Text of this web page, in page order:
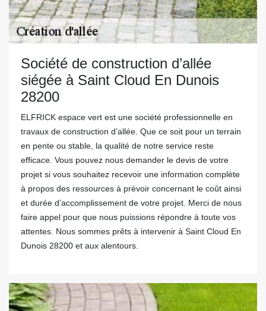
Société de construction d’allée
siégée à Saint Cloud En Dunois
28200
ELFRICK espace vert est une société professionnelle en
travaux de construction d’allée. Que ce soit pour un terrain
en pente ou stable, la qualité de notre service reste
efficace. Vous pouvez nous demander le devis de votre
projet si vous souhaitez recevoir une information complète
à propos des ressources à prévoir concernant le coût ainsi
et durée d’accomplissement de votre projet. Merci de nous
faire appel pour que nous puissions répondre à toute vos
attentes. Nous sommes prêts à intervenir à Saint Cloud En
Dunois 28200 et aux alentours.